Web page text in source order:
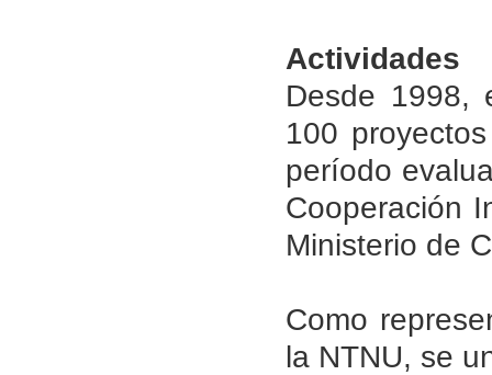
Actividades
Desde 1998,
100
período
Cooperación
Ministerio de
Como
la NTNU, se